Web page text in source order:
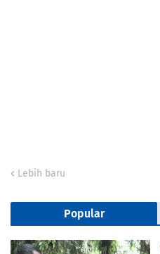
Lebih baru
Popular